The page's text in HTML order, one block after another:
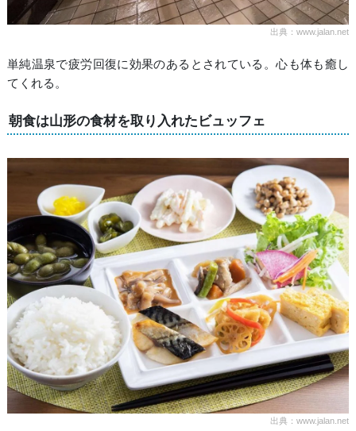
出典：www.jalan.net
単純温泉で疲労回復に効果のあるとされている。心も体も癒し
てくれる。
朝食は山形の食材を取り入れたビュッフェ
出典：www.jalan.net